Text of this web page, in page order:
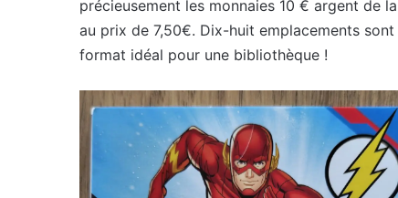
précieusement les monnaies 10 € argent de
au prix de 7,50€. Dix-huit emplacements
format idéal pour une bibliothèque !